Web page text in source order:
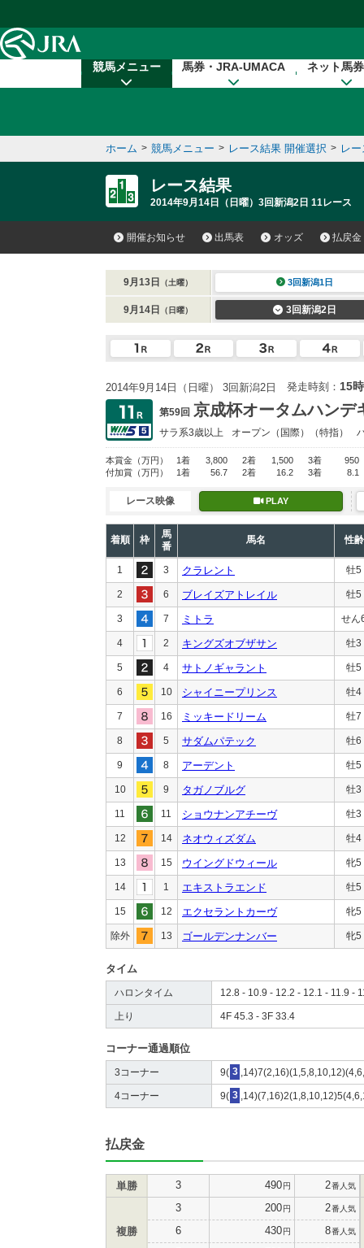
競馬メニュー 馬券・JRA-UMACA ネット馬
ホーム > 競馬メニュー > レース結果 開催選択 > レ
レース結果
2014年9月14日（日曜）3回新潟2日 11レース
開催お知らせ 出馬表 オッズ 払戻金
9月13日 （土曜） 3回新潟1日
9月14日 （日曜） 3回新潟2日
2014年9月14日（日曜） 3回新潟2日 発走時刻： 15
第59回 京成杯オータムハンデ
サラ系3歳以上 オープン （国際）（特指）
本賞金 （万円） 1着 3,800 2着 1,500 3着
950
付加賞 （万円） 1着 56.7 2着 16.2 3着 8.1
レース映像 PLAY
着順 枠
馬
番
馬名 性齢
1 3 クラレント 牡5
2 6 ブレイズアトレイル 牡5
3 7 ミトラ せん
4 2 キングズオブザサン 牡3
5 4 サトノギャラント 牡5
6 10 シャイニープリンス 牡4
7 16 ミッキードリーム 牡7
8 5 サダムパテック 牡6
9 8 アーデント 牡5
10 9 タガノブルグ 牡3
11 11 ショウナンアチーヴ 牡3
12 14 ネオウィズダム 牡4
13 15 ウイングドウィール 牝5
14 1 エキストラエンド 牡5
15 12 エクセラントカーヴ 牝5
除外 13 ゴールデンナンバー 牝5
タイム
ハロンタイム 12.8 - 10.9 - 12.2 - 12.1 - 11.9 -
上り 4F 45.3 - 3F 33.4
コーナー通過順位
3コーナー 9( 3
4コーナー 9( 3
払戻金
単勝 3 490円 2番人気
複勝
3 200円 2番人気
6 430円 8番人気